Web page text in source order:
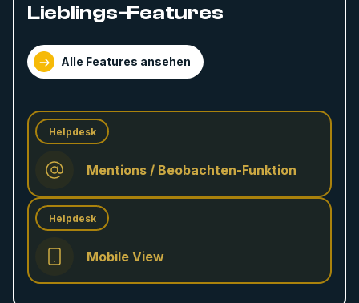
Lieblings-Features
Alle Features ansehen
Helpdesk
Mentions / Beobachten-Funktion
Helpdesk
Mobile View